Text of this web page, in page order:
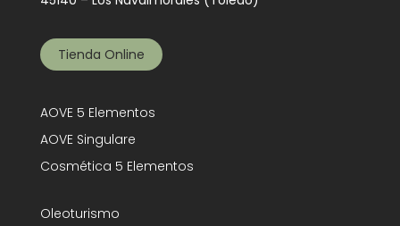
Tienda Online
AOVE 5 Elementos
AOVE Singulare
Cosmética 5 Elementos
Oleoturismo